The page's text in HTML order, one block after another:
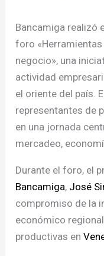
Bancamiga realizó
foro
negocio», una
actividad
el oriente del país.
representantes de
en una jornada
mercadeo,
Durante el foro, el
Bancamiga, José
compromiso de la
económico
productivas en